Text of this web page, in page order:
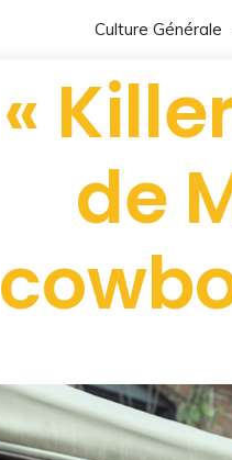
Culture Générale
«
de